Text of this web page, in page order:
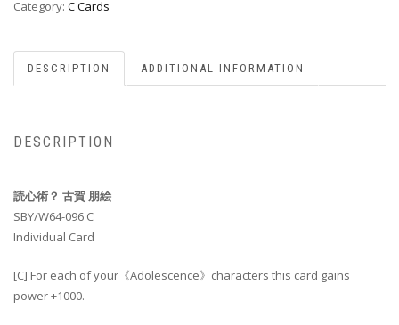
Category: C Cards
DESCRIPTION ADDITIONAL INFORMATION
DESCRIPTION
読心術？ 古賀 朋絵
SBY/W64-096 C
Individual Card
[C] For each of your《Adolescence》characters this card gains
power +1000.